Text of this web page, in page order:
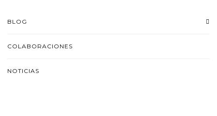
BLOG
COLABORACIONES
NOTICIAS